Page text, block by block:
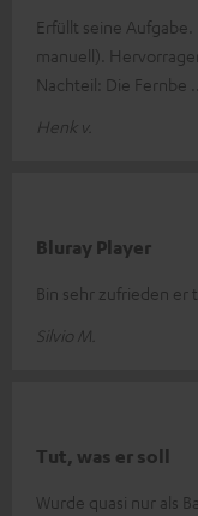
Erfüllt seine
manuell).
Nachteil: Die Fernbe
Henk v.
Bluray Player
Bin sehr zufrieden er
Silvio M.
Tut, was er soll
Wurde quasi nur als